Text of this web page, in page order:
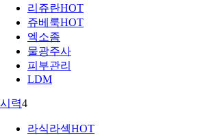
리쥬란HOT
쥬베룩HOT
엑소좀
물광주사
피부관리
LDM
시력4
라식라섹HOT